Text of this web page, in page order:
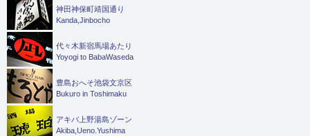
神田神保町靖国通り
Kanda,Jinbocho
代々木新宿馬場あたり
Yoyogi to BabaWaseda
豊島おへそ池袋文京区
Bukuro in Toshimaku
アキバ上野湯島ゾーン
Akiba,Ueno.Yushima